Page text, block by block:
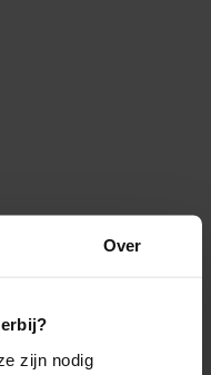
Over
zijn nodig